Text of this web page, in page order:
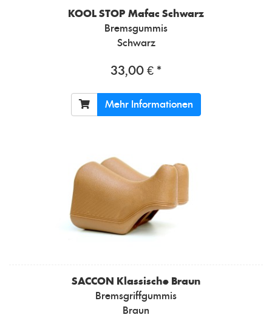
KOOL STOP Mafac Schwarz
Bremsgummis
Schwarz
33,00 € *
Mehr Informationen
SACCON
Klassische Braun
Bremsgriffgummis
Braun